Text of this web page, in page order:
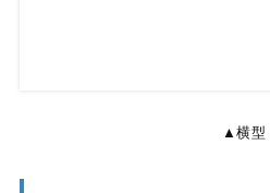
▲横型